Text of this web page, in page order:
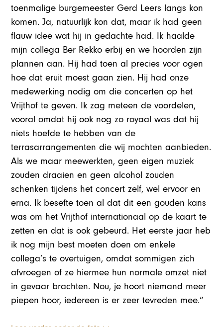
toenmalige burgemeester Gerd Leers langs kon
komen. Ja, natuurlijk kon dat, maar ik had geen
flauw idee wat hij in gedachte had. Ik haalde
mijn collega Ber Rekko erbij en we hoorden zijn
plannen aan. Hij had toen al precies voor ogen
hoe dat eruit moest gaan zien. Hij had onze
medewerking nodig om die concerten op het
Vrijthof te geven. Ik zag meteen de voordelen,
vooral omdat hij ook nog zo royaal was dat hij
niets hoefde te hebben van de
terrasarrangementen die wij mochten aanbieden.
Als we maar meewerkten, geen eigen muziek
zouden draaien en geen alcohol zouden
schenken tijdens het concert zelf, wel ervoor en
erna. Ik besefte toen al dat dit een gouden kans
was om het Vrijthof internationaal op de kaart te
zetten en dat is ook gebeurd. Het eerste jaar heb
ik nog mijn best moeten doen om enkele
collega’s te overtuigen, omdat sommigen zich
afvroegen of ze hiermee hun normale omzet niet
in gevaar brachten. Nou, je hoort niemand meer
piepen hoor, iedereen is er zeer tevreden mee.”